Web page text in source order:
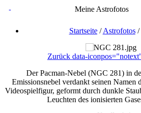
Meine Astrofotos
Startseite/Astrofotos/
Zurück data-
Der Pacman-Nebel (NGC 281) in
Emissionsnebel verdankt seinen
Videospielfigur, geformt durch dunkle
Leuchten des ionisierten